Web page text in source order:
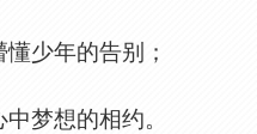
少年的告别；
梦想的相约。